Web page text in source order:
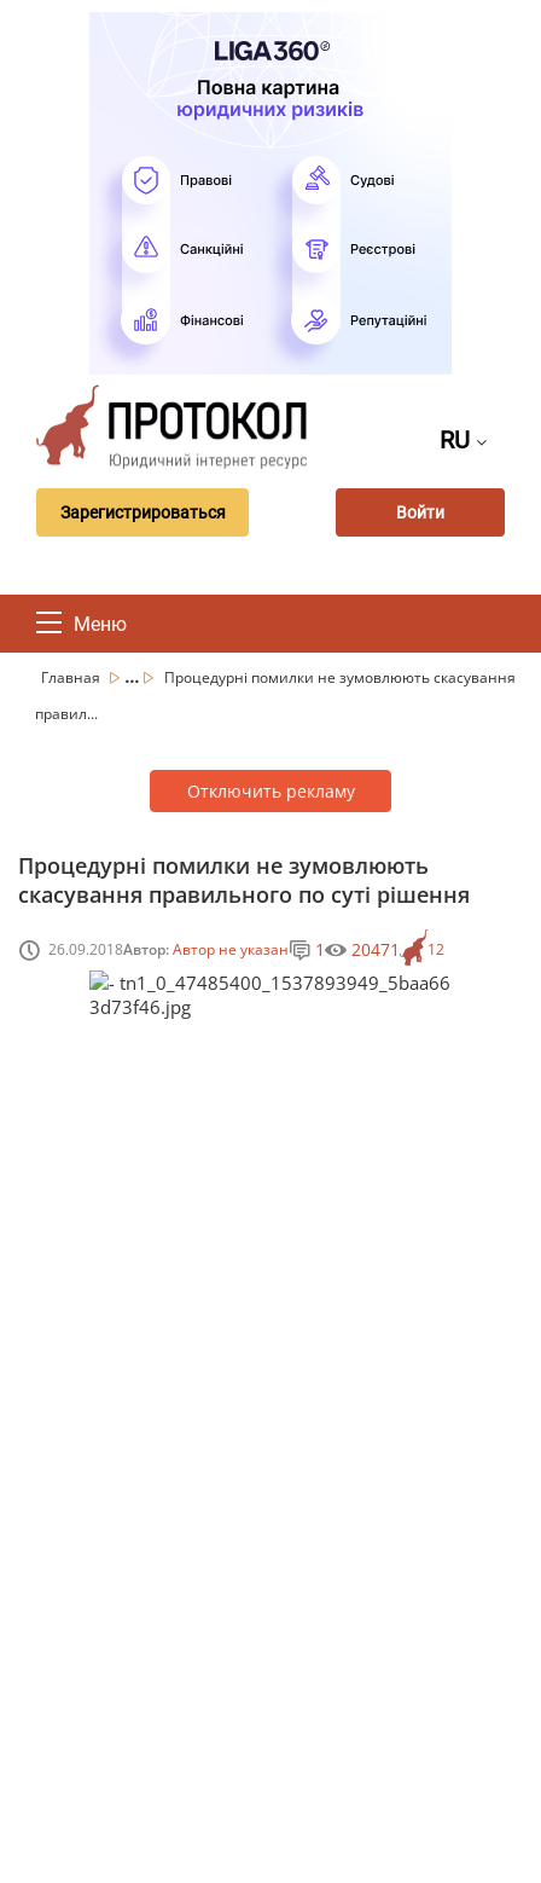
RU
Зарегистрироваться Войти
Меню
Главная ...
Процедурні помилки не зумовлюють скасування
правил...
Отключить рекламу
Процедурні помилки не зумовлюють
скасування правильного по суті рішення
26.09.2018Автор:Автор не указан 12
1 20471